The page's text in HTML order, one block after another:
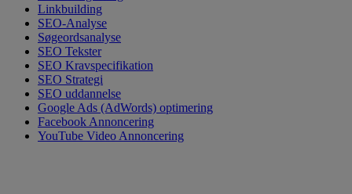
Linkbuilding
SEO-Analyse
Søgeordsanalyse
SEO Tekster
SEO Kravspecifikation
SEO Strategi
SEO uddannelse
Google Ads (AdWords) optimering
Facebook Annoncering
YouTube Video Annoncering